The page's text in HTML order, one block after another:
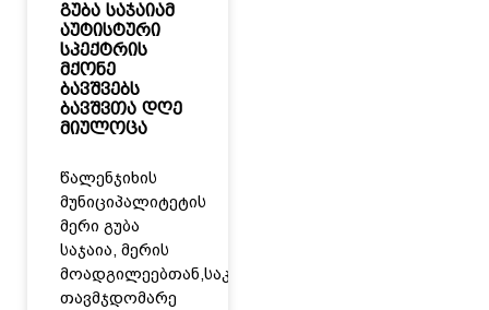
გუბა საჯაიამ
აუტისტური
სპექტრის
მქონე
ბავშვებს
ბავშვთა დღე
მიულოცა
წალენჯიხის
მუნიციპალიტეტის
მერი გუბა
საჯაია, მერის
მოადგილეებთან,საკრებულოს
თავმჯდომარე